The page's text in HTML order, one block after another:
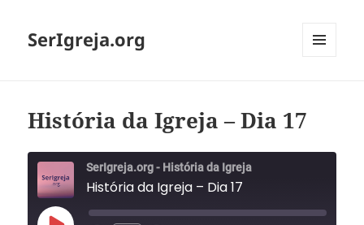
SerIgreja.org
História da Igreja – Dia 17
SerIgreja.org - História da Igreja
História da Igreja – Dia 17